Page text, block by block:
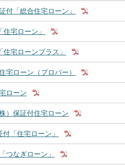
付「総合住宅ローン」
宅ローン」
住宅ローンプラス」
宅ローン（プロパー）
ローン
）保証付住宅ローン
「住宅ローン」
つなぎローン」